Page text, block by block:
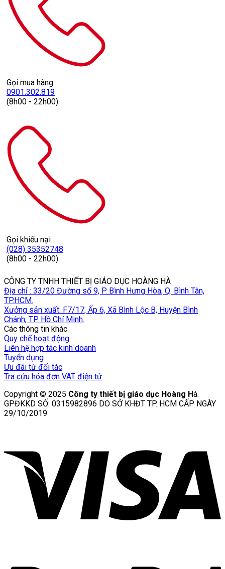
Gọi mua hàng
0901.302.819
(8h00 - 22h00)
Gọi khiếu nại
(028) 35352748
(8h00 - 22h00)
CÔNG TY TNHH THIẾT BỊ GIÁO DỤC HOÀNG HÀ
Địa chỉ : 33/20 Đường số 9, P. Bình Hưng Hòa, Q. Bình Tân,
TP.HCM.
Xưởng sản xuất: F7/17, Ấp 6, Xã Bình Lộc B, Huyện Bình
Chánh, TP. Hồ Chí Minh.
Các thông tin khác
Quy chế hoạt động
Liên hệ hợp tác kinh doanh
Tuyển dụng
Ưu đãi từ đối tác
Tra cứu hóa đơn VAT điện tử
Copyright © 2025 Công ty thiết bị giáo dục Hoàng Hà.
GPĐKKD SỐ: 0315982896 DO SỞ KHĐT TP. HCM CẤP NGÀY
29/10/2019